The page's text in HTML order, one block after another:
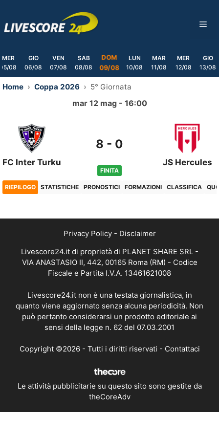
content
MER
05/08
GIO
06/08
VEN
07/08
SAB
08/08
DOM
09/08
LUN
10/08
MAR
11/08
MER
12/08
GIO
13/08
Home Coppa 2026 5° Giornata
mar 12 mag - 16:00
FC Inter Turku
8 - 0
FINITA
JS Hercules
RIEPILOGO STATISTICHE PRONOSTICI FORMAZIONI CLASSIFICA
Privacy Policy- Disclaimer
Livescore24.it di proprietà di PLANET SHARE SRL -
VIA ANASTASIO II, 442, 00165 Roma (RM) - Codice
Fiscale e Partita I.V.A. 13461621008
Livescore24.it non è una testata giornalistica, in
quanto viene aggiornato senza alcuna periodicità. Non
può pertanto considerarsi un prodotto editoriale ai
sensi della legge n. 62 del 07.03.2001
Copyright ©2026 - Tutti i diritti riservati - Contattaci
Le attività pubblicitarie su questo sito sono gestite da
theCoreAdv